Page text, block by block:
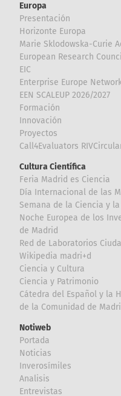
Europa
Presentación
Horizonte Europa
Marie Sklodowska-Curie
European Research
EIC
Enterprise Europe
EEN SCALEUP 2026/2027
Formación
Innovación
Proyectos
Call4Evaluators
Cultura Científica
Feria Madrid es Ciencia
Día Internacional de las
Semana de la Ciencia y
Noche Europea de los
de Madrid
Red de Laboratorios
Wikipedia madri+d
Ciencia y Cultura
Ciencia y Patrimonio
Cátedra del Español y la
de la Comunidad de
Notiweb
Portada
Noticias
Inverosímiles
Analisis
Entrevistas